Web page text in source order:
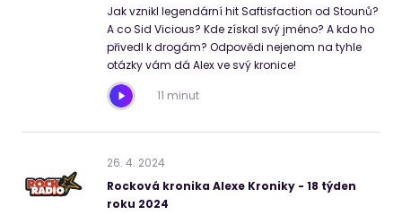
Jak vznikl legendární hit Saftisfaction od Stounů?
A co Sid Vicious? Kde získal svý jméno? A kdo ho
přivedl k drogám? Odpovědi nejenom na tyhle
otázky vám dá Alex ve svý kronice!
11 minut
26. 4. 2024
Rocková kronika Alexe Kroniky - 18 týden
roku 2024